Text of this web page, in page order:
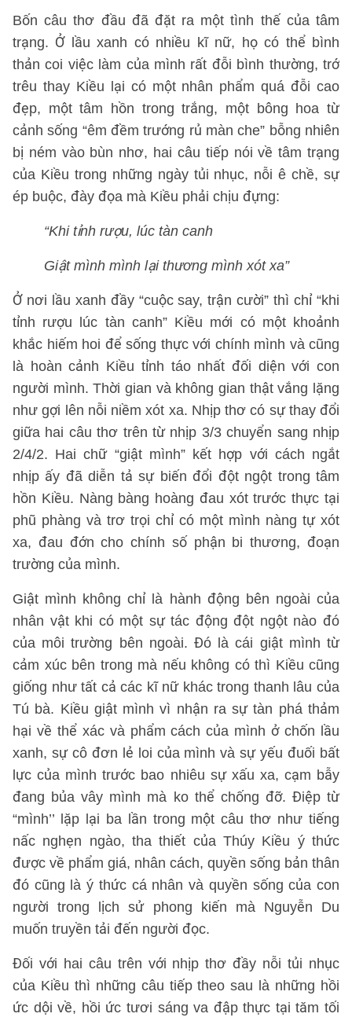
Bốn câu thơ đầu đã đặt ra một tình thế của tâm
trạng. Ở lầu xanh có nhiều kĩ nữ, họ có thể bình
thản coi việc làm của mình rất đỗi bình thường, trớ
trêu thay Kiều lại có một nhân phẩm quá đỗi cao
đẹp, một tâm hồn trong trắng, một bông hoa từ
cảnh sống “êm đềm trướng rủ màn che” bỗng nhiên
bị ném vào bùn nhơ, hai câu tiếp nói về tâm trạng
của Kiều trong những ngày tủi nhục, nỗi ê chề, sự
ép buộc, đày đọa mà Kiều phải chịu đựng:
“Khi tỉnh rượu, lúc tàn canh
Giật mình mình lại thương mình xót xa”
Ở nơi lầu xanh đầy “cuộc say, trận cười” thì chỉ “khi
tỉnh rượu lúc tàn canh” Kiều mới có một khoảnh
khắc hiếm hoi để sống thực với chính mình và cũng
là hoàn cảnh Kiều tỉnh táo nhất đối diện với con
người mình. Thời gian và không gian thật vắng lặng
như gợi lên nỗi niềm xót xa. Nhịp thơ có sự thay đổi
giữa hai câu thơ trên từ nhịp 3/3 chuyển sang nhịp
2/4/2. Hai chữ “giật mình” kết hợp với cách ngắt
nhịp ấy đã diễn tả sự biến đổi đột ngột trong tâm
hồn Kiều. Nàng bàng hoàng đau xót trước thực tại
phũ phàng và trơ trọi chỉ có một mình nàng tự xót
xa, đau đớn cho chính số phận bi thương, đoạn
trường của mình.
Giật mình không chỉ là hành động bên ngoài của
nhân vật khi có một sự tác động đột ngột nào đó
của môi trường bên ngoài. Đó là cái giật mình từ
cảm xúc bên trong mà nếu không có thì Kiều cũng
giống như tất cả các kĩ nữ khác trong thanh lâu của
Tú bà. Kiều giật mình vì nhận ra sự tàn phá thảm
hại về thể xác và phẩm cách của mình ở chốn lầu
xanh, sự cô đơn lẻ loi của mình và sự yếu đuối bất
lực của mình trước bao nhiêu sự xấu xa, cạm bẫy
đang bủa vây mình mà ko thể chống đỡ. Điệp từ
“mình’’ lặp lại ba lần trong một câu thơ như tiếng
nấc nghẹn ngào, tha thiết của Thúy Kiều ý thức
được về phẩm giá, nhân cách, quyền sống bản thân
đó cũng là ý thức cá nhân và quyền sống của con
người trong lịch sử phong kiến mà Nguyễn Du
muốn truyền tải đến người đọc.
Đối với hai câu trên với nhịp thơ đầy nỗi tủi nhục
của Kiều thì những câu tiếp theo sau là những hồi
ức dội về, hồi ức tươi sáng va đập thực tại tăm tối